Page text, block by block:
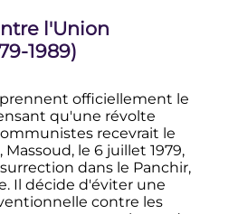
l'Union
1989)
officiellement le
qu'une révolte
recevrait le
le 6 juillet 1979,
dans le Panchir,
Il décide d'éviter une
contre les